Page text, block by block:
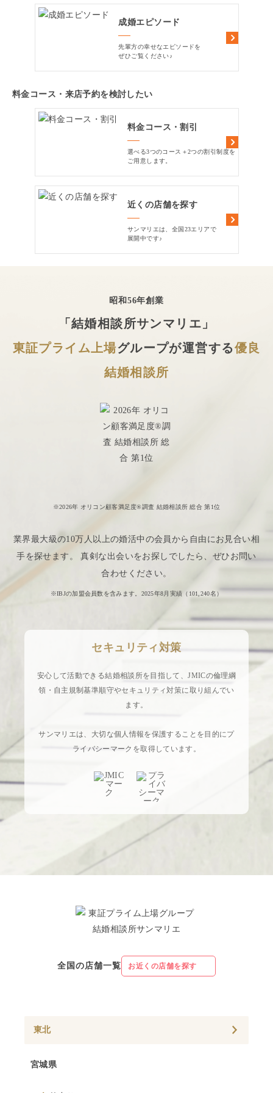
成婚エピソード
先輩方の幸せなエピソードを
ぜひご覧ください♪
料金コース・来店予約を検討したい
料金コース・割引
選べる3つのコース＋2つの割引制度を
ご用意します。
近くの店舗を探す
サンマリエは、全国23エリアで
展開中です♪
昭和56年創業
「結婚相談所サンマリエ」
東証プライム上場グループが運営する優良
結婚相談所
※2026年 オリコン顧客満足度®調査 結婚相談所 総合 第1位
業界最大級の10万人以上の婚活中の会員から自由にお見合い相
手を探せます。 真剣な出会いをお探しでしたら、ぜひお問い
合わせください。
※IBJの加盟会員数を含みます。2025年8月実績（ 101,240名）
セキュリティ対策
安心して活動できる結婚相談所を目指して、JMICの倫理綱
領・自主規制基準順守やセキュリティ対策に取り組んでい
ます。
サンマリエは、大切な個人情報を保護することを目的にプ
ライバシーマークを取得しています。
全国の店舗一覧 お近くの店舗を探す
東北
宮城県